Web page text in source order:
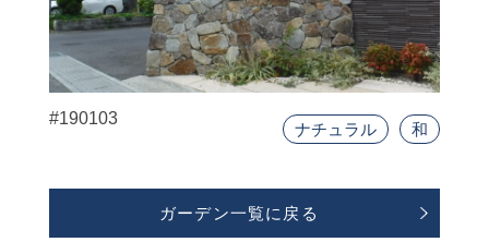
#190103
ナチュラル 和
ガーデン一覧に戻る